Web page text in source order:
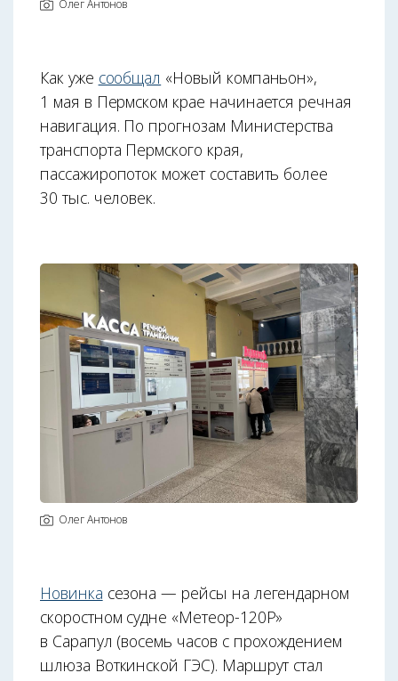
Олег Антонов
Как уже сообщал «Новый компаньон»,
1 мая в Пермском крае начинается речная
навигация. По прогнозам Министерства
транспорта Пермского края,
пассажиропоток может составить более
30 тыс. человек.
Олег Антонов
Новинка сезона — рейсы на легендарном
скоростном судне «Метеор-120Р»
в Сарапул (восемь часов с прохождением
шлюза Воткинской ГЭС). Маршрут стал